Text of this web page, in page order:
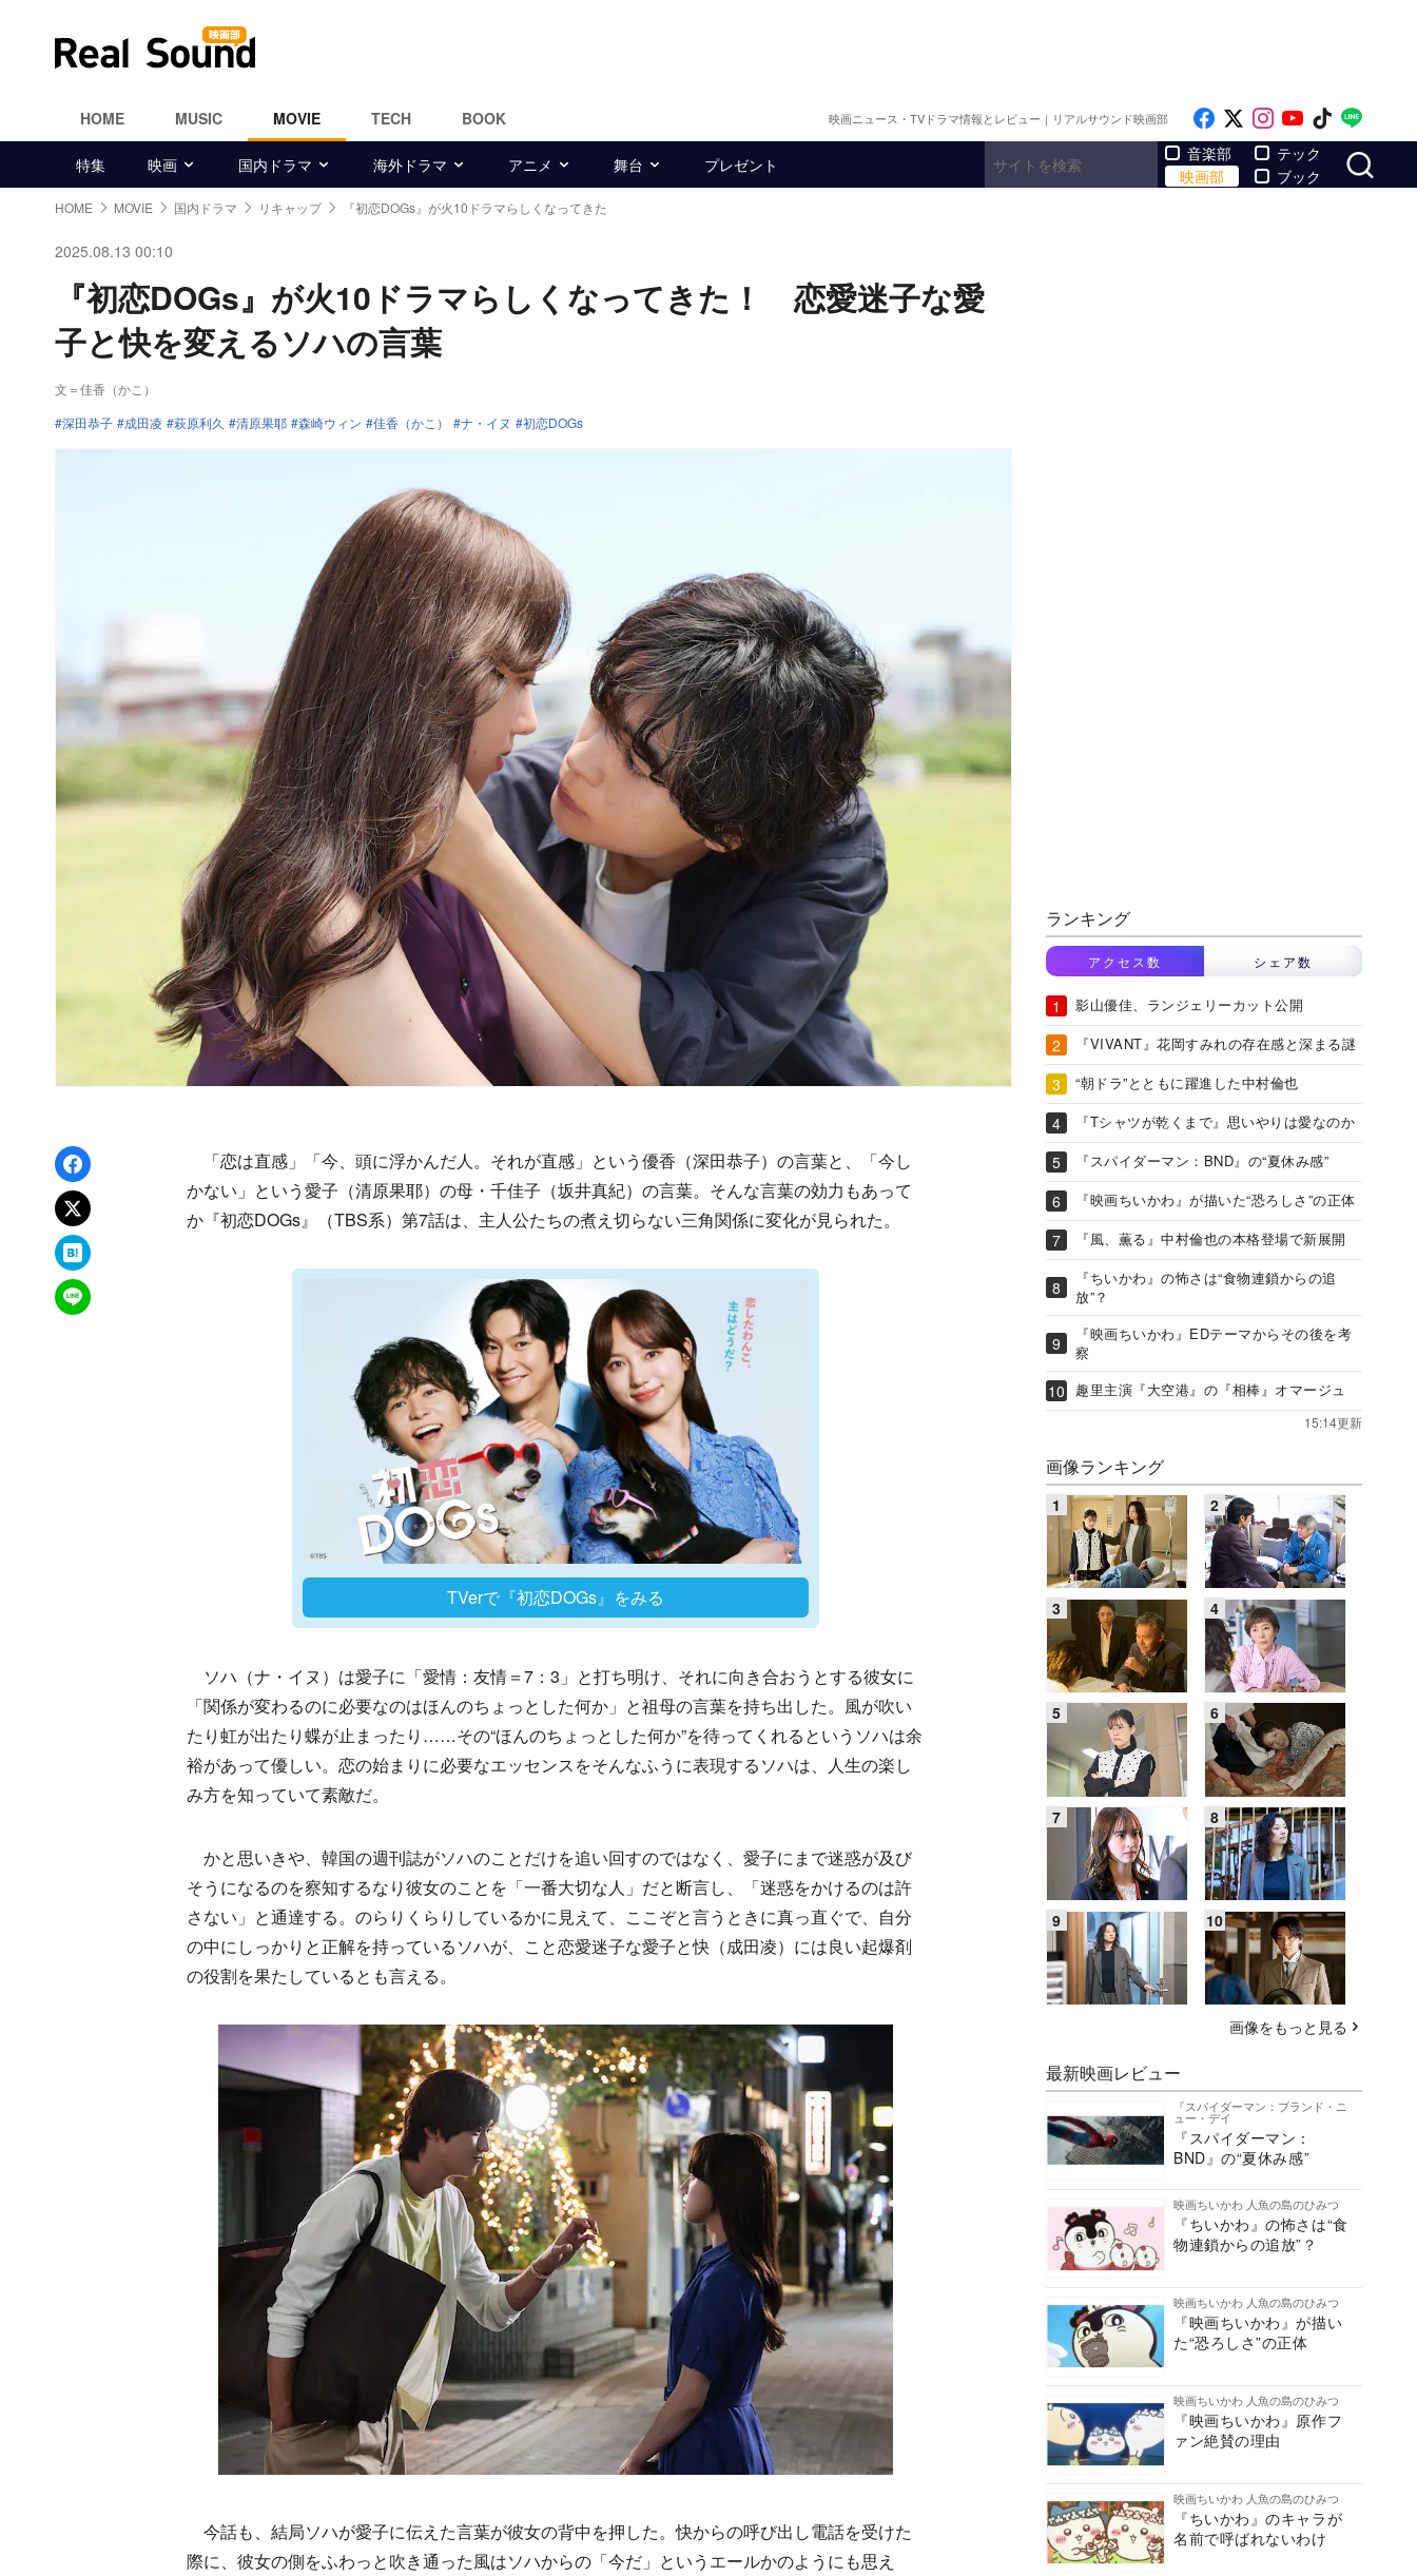
HOME MUSIC MOVIE TECH BOOK 映画ニュース・TVドラマ情報とレビュー｜リアルサウンド映画部 Like on Facebook
Follow on x
Follow on
Follow on
Follow
特集 映画 国内ドラマ 海外ドラマ アニメ 舞台 プレゼント
音楽部
映画部
テック
ブック
HOME MOVIE 国内ドラマ リキャップ 『初恋DOGs』が火10ドラマらしくなってきた
2025.08.13 00:10
『初恋DOGs』が火10ドラマらしくなってきた！ 恋愛迷子な愛
子と快を変えるソハの言葉
文＝佳香（かこ）
深田恭子
成田凌 萩原利久 清原果耶 森崎ウィン 佳香（かこ） ナ・イヌ 初恋DOGs
Facebookでシェア
xでポスト
はてなブックマーク
LINEで送る
「恋は直感」「今、頭に浮かんだ人。それが直感」という優香（深田恭子）の言葉と、「今し
かない」という愛子（清原果耶）の母・千佳子（坂井真紀）の言葉。そんな言葉の効力もあって
か『初恋DOGs』（TBS系）第7話は、主人公たちの煮え切らない三角関係に変化が見られた。
TVerで『初恋DOGs』をみる
ソハ（ナ・イヌ）は愛子に「愛情：友情＝7：3」と打ち明け、それに向き合おうとする彼女に
「関係が変わるのに必要なのはほんのちょっとした何か」と祖母の言葉を持ち出した。風が吹い
たり虹が出たり蝶が止まったり……その“ほんのちょっとした何か”を待ってくれるというソハは余
裕があって優しい。恋の始まりに必要なエッセンスをそんなふうに表現するソハは、人生の楽し
み方を知っていて素敵だ。
かと思いきや、韓国の週刊誌がソハのことだけを追い回すのではなく、愛子にまで迷惑が及び
そうになるのを察知するなり彼女のことを「一番大切な人」だと断言し、「迷惑をかけるのは許
さない」と通達する。のらりくらりしているかに見えて、ここぞと言うときに真っ直ぐで、自分
の中にしっかりと正解を持っているソハが、こと恋愛迷子な愛子と快（成田凌）には良い起爆剤
の役割を果たしているとも言える。
今話も、結局ソハが愛子に伝えた言葉が彼女の背中を押した。快からの呼び出し電話を受けた
際に、彼女の側をふわっと吹き通った風はソハからの「今だ」というエールかのようにも思え
ランキング
アクセス数 シェア数
影山優佳、ランジェリーカット公開
『VIVANT』花岡すみれの存在感と深まる謎
“朝ドラ”とともに躍進した中村倫也
『Tシャツが乾くまで』思いやりは愛なのか
『スパイダーマン：BND』の“夏休み感”
『映画ちいかわ』が描いた“恐ろしさ”の正体
『風、薫る』中村倫也の本格登場で新展開
『ちいかわ』の怖さは“食物連鎖からの追
放”？
『映画ちいかわ』EDテーマからその後を考
察
趣里主演『大空港』の『相棒』オマージュ
15:14更新
画像ランキング
画像をもっと見る
最新映画レビュー
『スパイダーマン：ブランド・ニ
ュー・デイ
『スパイダーマン：
BND』の“夏休み感”
映画ちいかわ 人魚の島のひみつ
『ちいかわ』の怖さは“食
物連鎖からの追放”？
映画ちいかわ 人魚の島のひみつ
『映画ちいかわ』が描い
た“恐ろしさ”の正体
映画ちいかわ 人魚の島のひみつ
『映画ちいかわ』原作フ
ァン絶賛の理由
映画ちいかわ 人魚の島のひみつ
『ちいかわ』のキャラが
名前で呼ばれないわけ